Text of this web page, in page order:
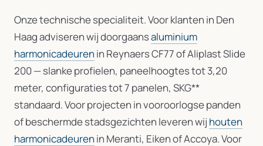
Onze technische specialiteit. Voor klanten in Den
Haag adviseren wij doorgaansaluminium
harmonicadeuren in Reynaers CF77 of Aliplast Slide
200 — slanke profielen, paneelhoogtes tot 3,20
meter, configuraties tot 7 panelen, SKG**
standaard. Voor projecten in vooroorlogse panden
of beschermde stadsgezichten leveren wij houten
harmonicadeuren in Meranti, Eiken of Accoya. Voor